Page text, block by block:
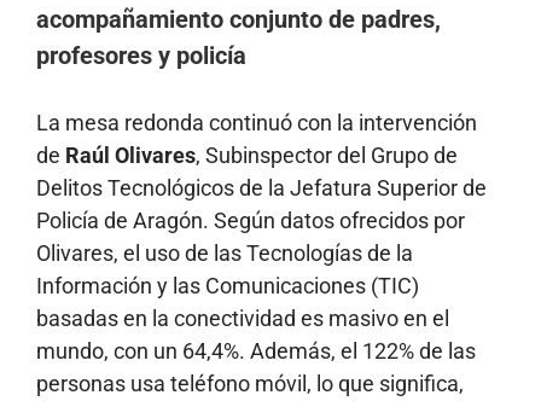
acompañamiento conjunto de padres,
profesores y policía
La mesa redonda continuó con la intervención
de Raúl Olivares, Subinspector del Grupo de
Delitos Tecnológicos de la Jefatura Superior de
Policía de Aragón. Según datos ofrecidos por
Olivares, el uso de las Tecnologías de la
Información y las Comunicaciones (TIC)
basadas en la conectividad es masivo en el
mundo, con un 64,4%. Además, el 122% de las
personas usa teléfono móvil, lo que significa,